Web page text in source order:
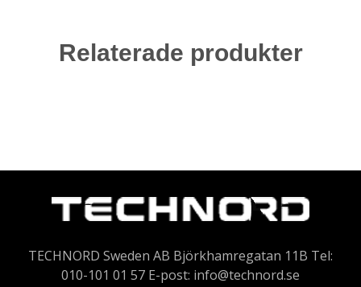
Relaterade produkter
TECHNORD Sweden AB Björkhamregatan 11B Tel:
010-101 01 57 E-post: info@technord.se